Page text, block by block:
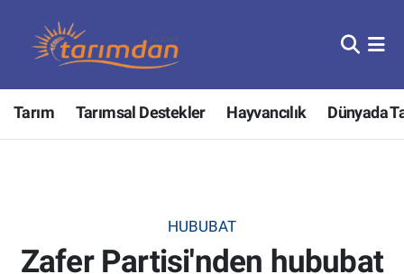
Tarım Tarımsal Destekler Hayvancılık Dünyada
HUBUBAT
Zafer Partisi'nden hububat
Tarım
Hayvancılık
Tarımsal Destekler
Nöbetçi Eczaneler
Hava Durumu
Tüm Manşetler